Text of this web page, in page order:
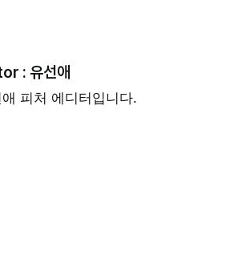
:유선애
피처 에디터입니다.